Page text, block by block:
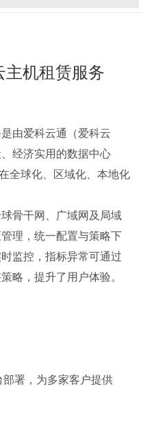
主机租赁服务
由爱科云通（爱科云
经济实用的数据中心
全球化、区域化、本地化
骨干网、广域网及局域
理，统一配置与策略下
监控，指标异常可通过
略，提升了用户体验。
部署，为多家客户提供